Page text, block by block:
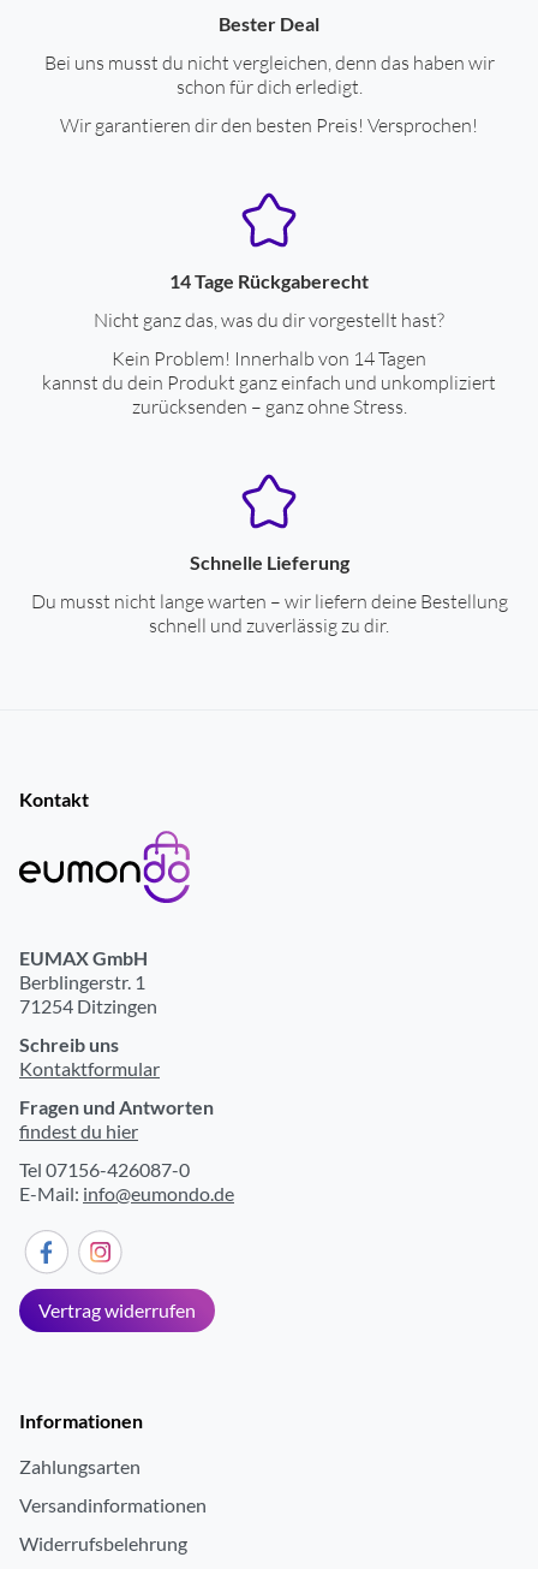
Bester Deal
Bei uns musst du nicht vergleichen, denn das haben wir
schon für dich erledigt.
Wir garantieren dir den besten Preis! Versprochen!
14 Tage Rückgaberecht
Nicht ganz das, was du dir vorgestellt hast?
Kein Problem! Innerhalb von 14 Tagen
kannst du dein Produkt ganz einfach und unkompliziert
zurücksenden – ganz ohne Stress.
Schnelle Lieferung
Du musst nicht lange warten – wir liefern deine Bestellung
schnell und zuverlässig zu dir.
Kontakt
EUMAX GmbH
Berblingerstr. 1
71254 Ditzingen
Schreib uns
Kontaktformular
Fragen und Antworten
findest du hier
Tel 07156-426087-0
E-Mail: info@eumondo.de
Vertrag widerrufen
Informationen
Zahlungsarten
Versandinformationen
Widerrufsbelehrung